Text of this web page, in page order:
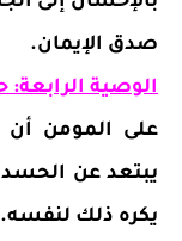
صدق الإيمان.
الوصية
على المومن أن
يبتعد عن
يكره ذلك لنفسه.